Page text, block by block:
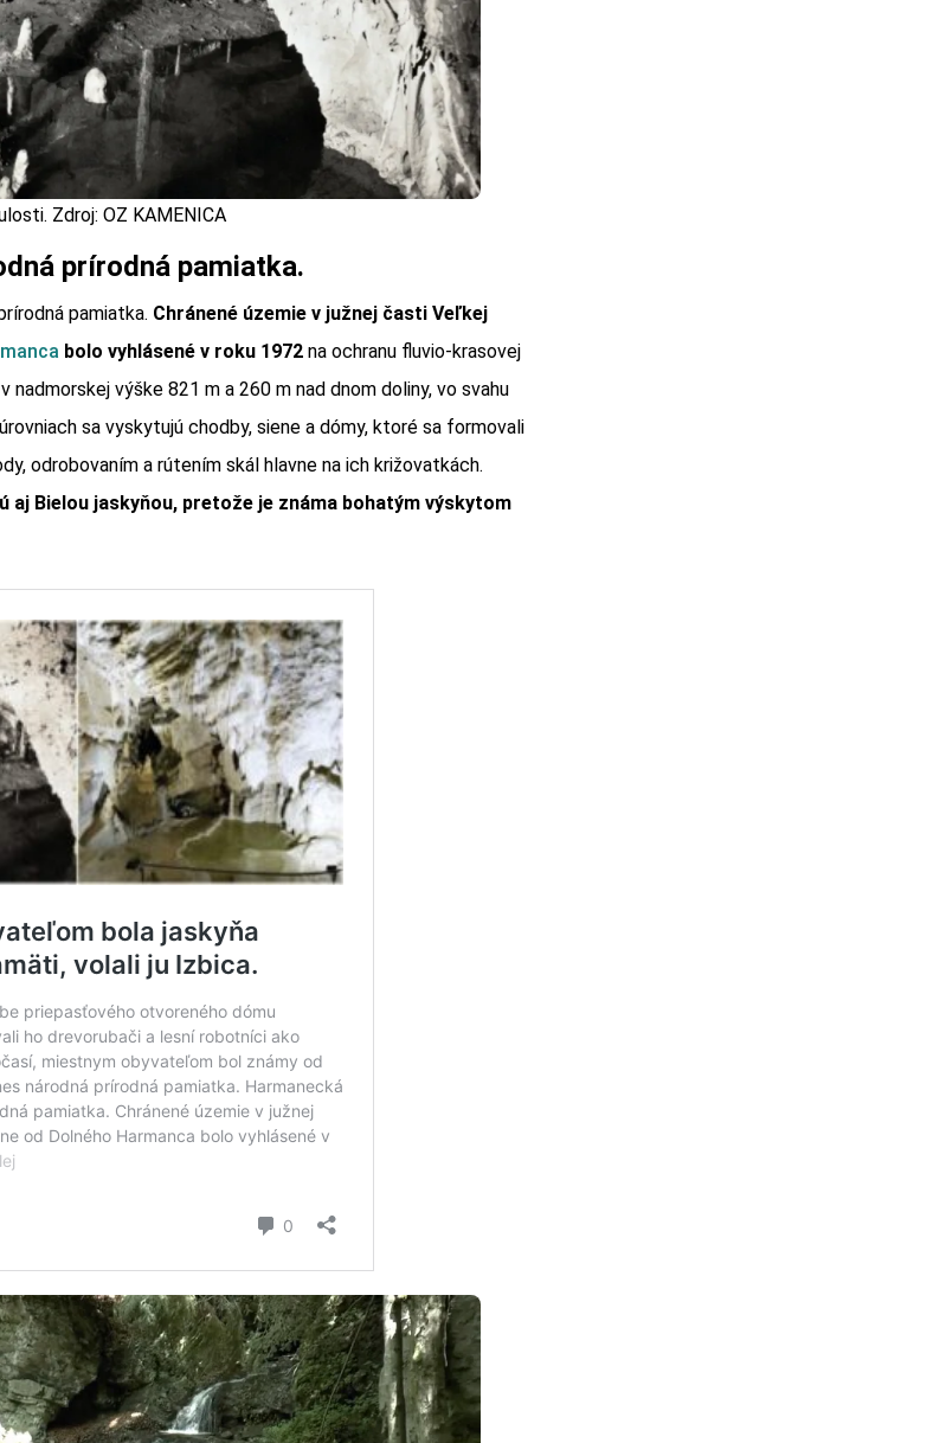
Zdroj: OZ KAMENICA
prírodná pamiatka.
pamiatka. Chránené územie v južnej časti Veľkej
bolo vyhlásené v roku 1972 na ochranu fluvio-krasovej
nadmorskej výške 821 m a 260 m nad dnom doliny, vo svahu
sa vyskytujú chodby, siene a dómy, ktoré sa formovali
odrobovaním a rútením skál hlavne na ich križovatkách.
aj Bielou jaskyňou, pretože je známa bohatým výskytom